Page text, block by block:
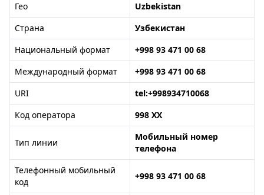
Гео
Uzbekistan
Страна
Узбекистан
Национальный формат
+998 93 471 00 68
Международный формат
+998 93 471 00 68
URI
tel:+998934710068
Код оператора
998 XX
Тип линии
Мобильный номер
телефона
Телефонный мобильный
код
+998 93 471 00 68